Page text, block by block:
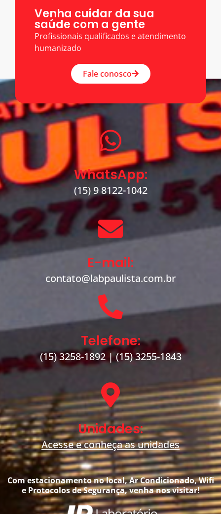
Venha cuidar da sua
saúde com a gente
Profissionais qualificados e atendimento
humanizado
Fale conosco
WhatsApp:
(15) 9 8122-1042
E-mail:
contato@labpaulista.com.br
Telefone:
(15) 3258-1892 |(15) 3255-1843
Unidades:
Acesse e conheça as unidades
Com estacionamento no local, Ar Condicionado, Wifi
e Protocolos de Segurança, venha nos visitar!